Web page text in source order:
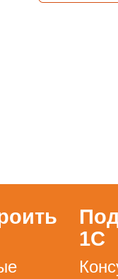
1С